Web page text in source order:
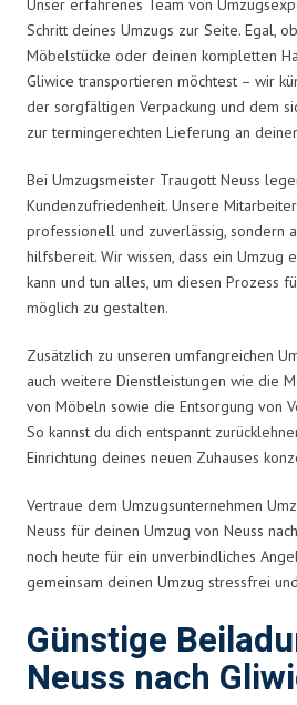
Unser erfahrenes Team von
Schritt deines Umzugs zur Seite. Egal,
Möbelstücke oder deinen kompletten
Gliwice transportieren möchtest – wir
der sorgfältigen Verpackung und dem
zur termingerechten Lieferung an
Bei Umzugsmeister Traugott Neuss
Kundenzufriedenheit. Unsere
professionell und zuverlässig, sondern
hilfsbereit. Wir wissen, dass ein Umzug
kann und tun alles, um diesen Prozess
möglich zu gestalten.
Zusätzlich zu unseren umfangreichen
auch weitere Dienstleistungen wie die
von Möbeln sowie die Entsorgung von
So kannst du dich entspannt
Einrichtung deines neuen Zuhauses
Vertraue dem Umzugsunternehmen
Neuss für deinen Umzug von Neuss
noch heute für ein unverbindliches
gemeinsam deinen Umzug stressfrei
Günstige
Neuss nach